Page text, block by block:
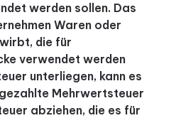
werden sollen. Das
Waren oder
die für
verwendet werden
unterliegen, kann es
Mehrwertsteuer
abziehen, die es für